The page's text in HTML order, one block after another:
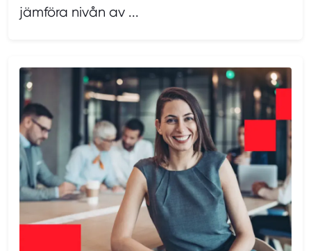
jämföra nivån av ...